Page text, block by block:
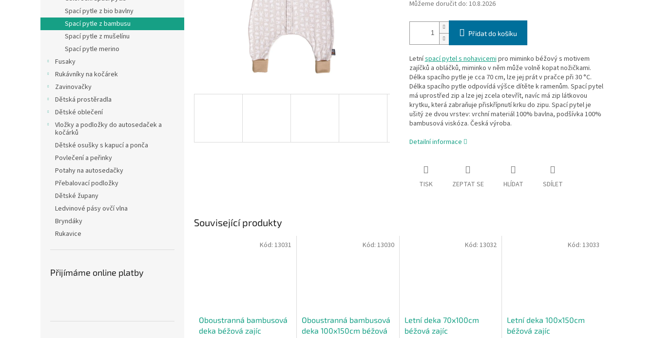
e
l
Spací pytle z bio bavlny
Spací pytle z bambusu
Spací pytle z mušelínu
Spací pytle merino
Fusaky
Rukávníky na kočárek
Zavinovačky
Dětská prostěradla
Dětské oblečení
Vložky a podložky do autosedaček a
kočárků
Dětské osušky s kapucí a ponča
Povlečení a peřinky
Potahy na autosedačky
Přebalovací podložky
Dětské župany
Ledvinové pásy ovčí vlna
Bryndáky
Rukavice
Přijímáme online platby
Můžeme doručit do: 10.8.2026
Přidat do košíku
Letníspací pytel s nohavicemipro miminko béžový s motivem
zajíčků a obláčků, miminko v něm může volně kopat nožičkami.
Délka spacího pytle je cca 70 cm, lze jej prát v pračce při 30 °C.
Délka spacího pytle odpovídá výšce dítěte k ramenům. Spací pytel
má uprostřed zip a lze jej zcela otevřít, navíc má zip látkovou
krytku, která zabraňuje přiskřípnutí krku do zipu. Spací pytel je
ušitý ze dvou vrstev: vrchní materiál 100% bavlna, podšívka 100%
bambusová viskóza. Česká výroba.
Detailní informace
TISK ZEPTAT SE HLÍDAT SDÍLET
Související produkty
Oboustranná bambusová
deka béžová zajíc
Kód: 13031
Oboustranná bambusová
deka 100x150cm béžová
Kód: 13030
Letní deka 70x100cm
béžová zajíc
Kód:13032
Letní deka 100x150cm
béžová zajíc
Kód: 13033